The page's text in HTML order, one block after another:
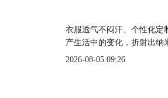
衣服透气不闷汗、个性化
产生活中的变化，折射出纳
2026-08-05 09:26